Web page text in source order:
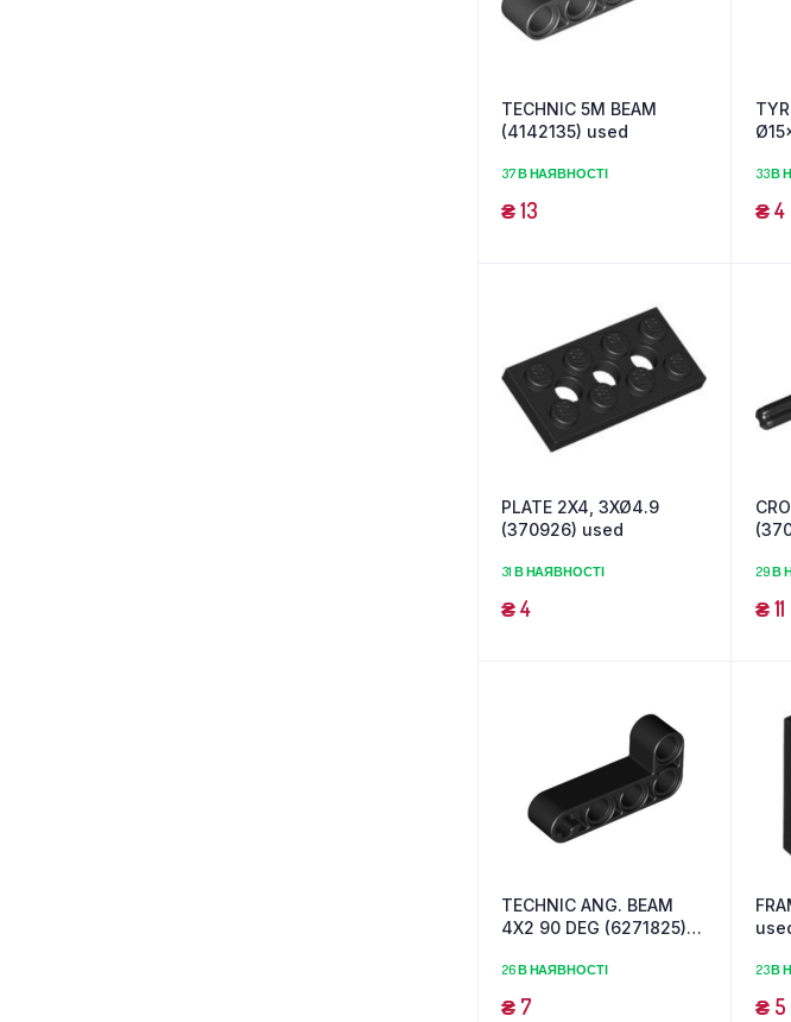
TECHNIC 5M BEAM
(4142135) used
37 В НАЯВНОСТІ
₴13
33 В
₴4
PLATE 2X4, 3XØ4.9
(370926) used
31 В НАЯВНОСТІ
₴4
29 В
₴11
TECHNIC ANG. BEAM
4X2 90 DEG (6271825)
26 В НАЯВНОСТІ
₴7
23 В
₴5